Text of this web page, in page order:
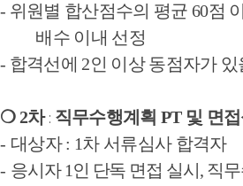
- 위원별 합산점수의 평균 60점
배수 이내 선정
- 합격선에 2인 이상 동점자가
❍2차 : 직무수행계획PT 및 면
- 대상자: 1차 서류심사 합격자
- 응시자 1인 단독 면접 실시 , 직